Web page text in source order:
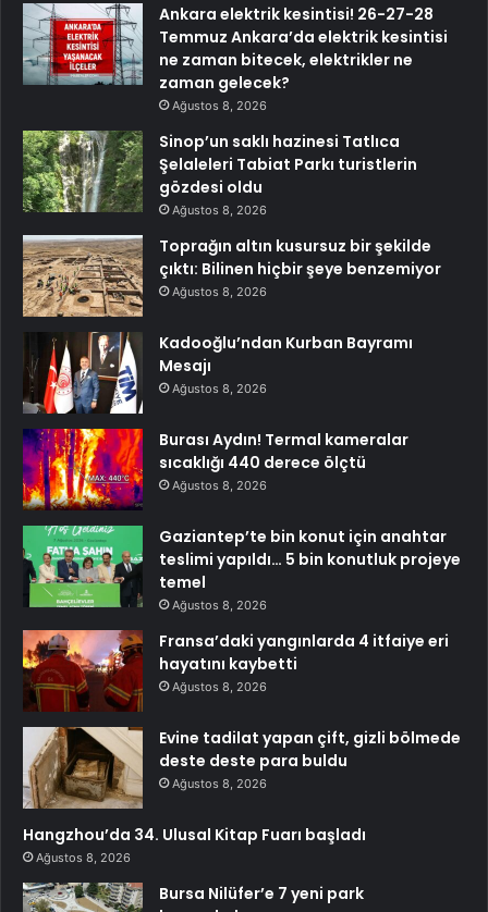
Ankara elektrik kesintisi! 26-27-28
Temmuz Ankara’da elektrik kesintisi
ne zaman bitecek, elektrikler ne
zaman gelecek?
Ağustos 8, 2026
Sinop’un saklı hazinesi Tatlıca
Şelaleleri Tabiat Parkı turistlerin
gözdesi oldu
Ağustos 8, 2026
Toprağın altın kusursuz bir şekilde
çıktı: Bilinen hiçbir şeye benzemiyor
Ağustos 8, 2026
Kadooğlu’ndan Kurban Bayramı
Mesajı
Ağustos 8, 2026
Burası Aydın! Termal kameralar
sıcaklığı 440 derece ölçtü
Ağustos 8, 2026
Gaziantep’te bin konut için anahtar
teslimi yapıldı… 5 bin konutluk projeye
temel
Ağustos 8, 2026
Fransa’daki yangınlarda 4 itfaiye eri
hayatını kaybetti
Ağustos 8, 2026
Evine tadilat yapan çift, gizli bölmede
deste deste para buldu
Ağustos 8, 2026
Hangzhou’da 34. Ulusal Kitap Fuarı başladı
Ağustos 8, 2026
Bursa Nilüfer’e 7 yeni park